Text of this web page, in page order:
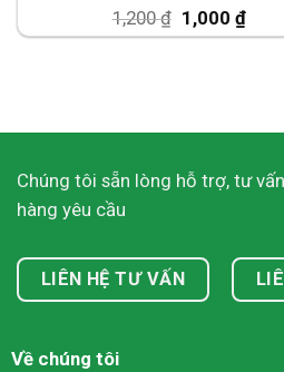
Được xếp
hạng5.00
1,200₫ 1,000 ₫
Chúng tôi sẵn lòng hỗ trợ, tư
hàng yêu cầu
LIÊN HỆ TƯ VẤN
Về chúng tôi